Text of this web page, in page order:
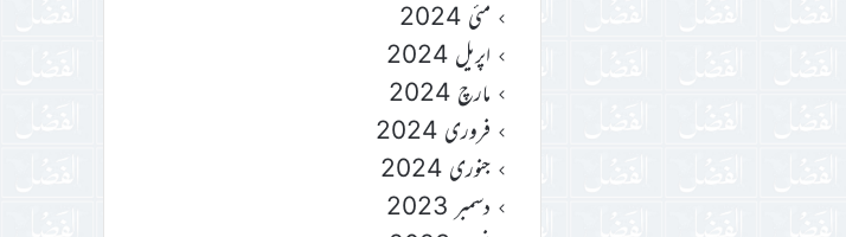
مئی 2024
اپریل 2024
مارچ 2024
فروری 2024
جنوری 2024
دسمبر 2023